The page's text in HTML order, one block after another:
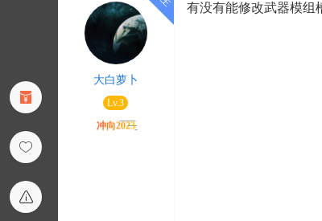
大白萝卜
Lv.3
有没有能修改武器模组